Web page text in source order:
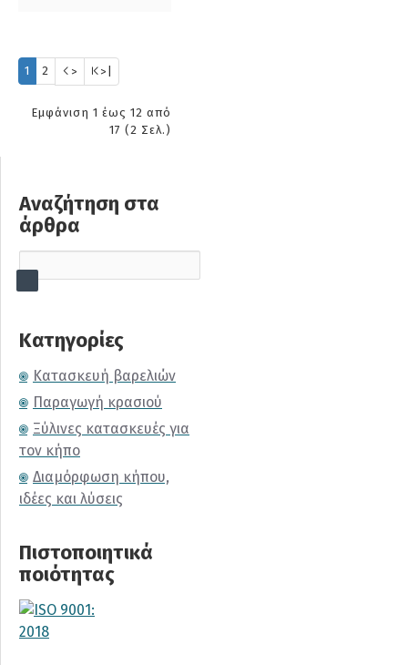
1 2 > >|
Εμφάνιση 1 έως 12 από
17 (2 Σελ.)
Αναζήτηση στα
άρθρα
Κατηγορίες
Κατασκευή βαρελιών
Παραγωγή κρασιού
Ξύλινες κατασκευές για
τον κήπο
Διαμόρφωση κήπου,
ιδέες και λύσεις
Πιστοποιητικά
ποιότητας